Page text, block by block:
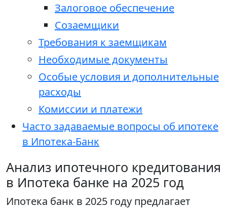
Залоговое обеспечение
Созаемщики
Требования к заемщикам
Необходимые документы
Особые условия и дополнительные
расходы
Комиссии и платежи
Часто задаваемые вопросы об ипотеке
в Ипотека-Банк
Анализ ипотечного кредитования
в Ипотека банке на 2025 год
Ипотека банк в 2025 году предлагает